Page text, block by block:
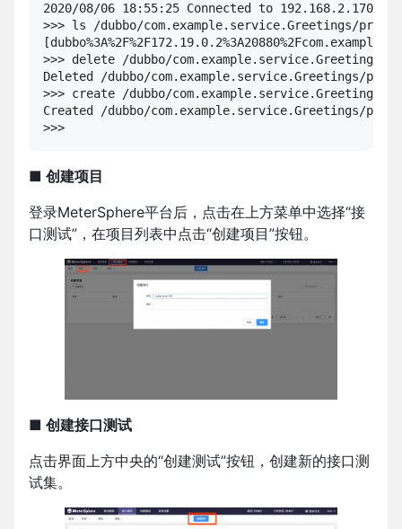
2020/08/06 18:55:25 Connected to
>>> ls /dubbo/com.example.service.Greetings/
>>> delete /dubbo/com.example.service.Greetings/
Deleted /dubbo/com.example.service.Greetings/providers/
>>> create /dubbo/com.example.service.Greetings/
Created /dubbo/com.example.service.Greetings/
■ 创建项目
登录MeterSphere平台后，点击在上方菜单中选择“接
口测试”，在项目列表中点击“创建项目”按钮。
■ 创建接口测试
点击界面上方中央的“创建测试”按钮，创建新的接口测
试集。